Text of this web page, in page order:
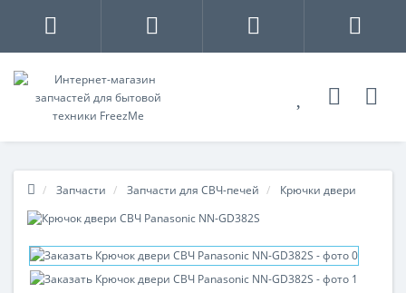
Запчасти Запчасти для СВЧ-печей Крючки двери